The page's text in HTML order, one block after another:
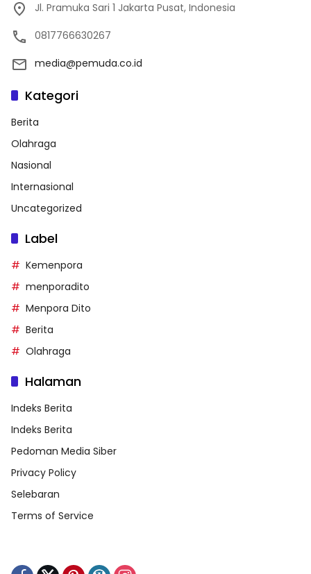
Jl. Pramuka Sari 1 Jakarta Pusat, Indonesia
0817766630267
media@pemuda.co.id
Kategori
Berita
Olahraga
Nasional
Internasional
Uncategorized
Label
Kemenpora
menporadito
Menpora Dito
Berita
Olahraga
Halaman
Indeks Berita
Indeks Berita
Pedoman Media Siber
Privacy Policy
Selebaran
Terms of Service